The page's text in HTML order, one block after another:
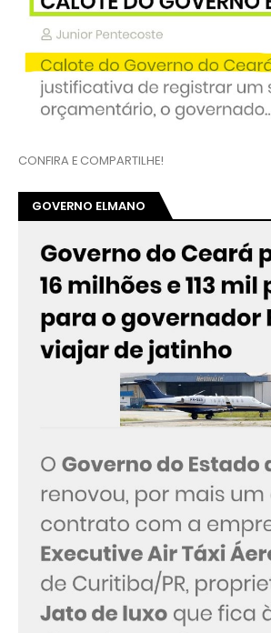
CONFIRA E COMPARTILHE!
GOVERNO ELMANO